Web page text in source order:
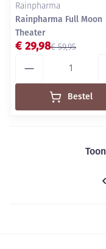
Rainpharma
Rainpharma Full Moon
Theater
€ 59,95
€ 29,98
Bestel
Toon